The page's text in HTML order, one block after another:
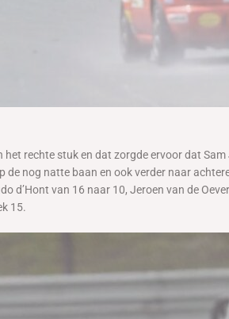
rechte stuk en dat zorgde ervoor dat
de nog natte baan en ook verder naar
d’Hont van 16 naar 10, Jeroen van de
15.